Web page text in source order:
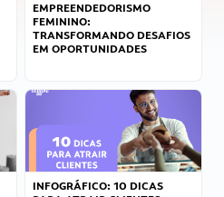
EMPREENDEDORISMO
FEMININO:
TRANSFORMANDO DESAFIOS
EM OPORTUNIDADES
INFOGRÁFICO: 10 DICAS